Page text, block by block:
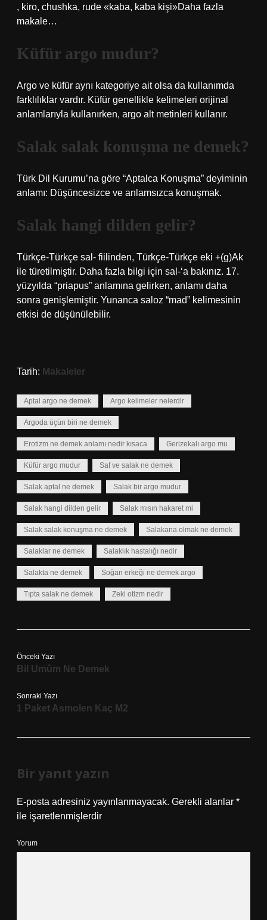
, kiro, chushka, rude «kaba, kaba kişi»Daha fazla
makale…
Küfür argo mudur?
Argo ve küfür aynı kategoriye ait olsa da kullanımda
farklılıklar vardır. Küfür genellikle kelimeleri orijinal
anlamlarıyla kullanırken, argo alt metinleri kullanır.
Salak salak konuşma ne demek?
Türk Dil Kurumu’na göre “Aptalca Konuşma” deyiminin
anlamı: Düşüncesizce ve anlamsızca konuşmak.
Salak hangi dilden gelir?
Türkçe-Türkçe sal- fiilinden, Türkçe-Türkçe eki +(g)Ak
ile türetilmiştir. Daha fazla bilgi için sal-‘a bakınız. 17.
yüzyılda “priapus” anlamına gelirken, anlamı daha
sonra genişlemiştir. Yunanca saloz “mad” kelimesinin
etkisi de düşünülebilir.
Tarih: Makaleler
Aptal argo ne demek Argo kelimeler nelerdir
Argoda üçün biri ne demek
Erotizm ne demek anlamı nedir kısaca Gerizekalı argo mu
Küfür argo mudur Saf ve salak ne demek
Salak aptal ne demek Salak bir argo mudur
Salak hangi dilden gelir Salak mısın hakaret mi
Salak salak konuşma ne demek Salakana olmak ne demek
Salaklar ne demek Salaklık hastalığı nedir
Salakta ne demek Soğan erkeği ne demek argo
Tıpta salak ne demek Zeki otizm nedir
Önceki Yazı
Bil Umûm Ne Demek
Sonraki Yazı
1 Paket Asmolen Kaç M2
Bir yanıt yazın
E-posta adresiniz yayınlanmayacak. Gerekli alanlar *
ile işaretlenmişlerdir
Yorum